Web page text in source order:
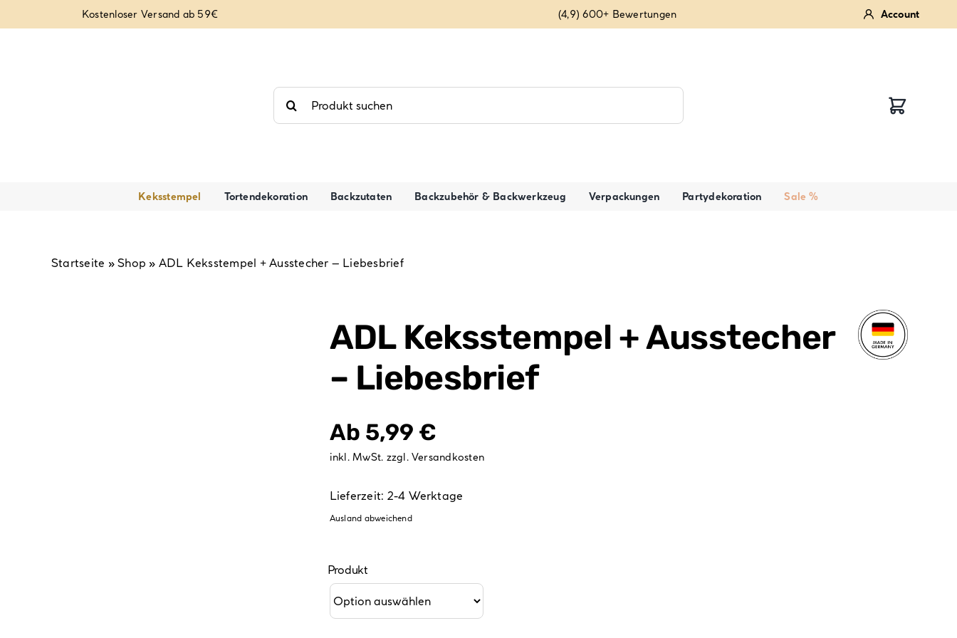
Inhalt
Kostenloser Versand ab 59€ (4,9) 600+ Bewertungen Account
nach:
Keksstempel Tortendekoration Backzutaten Backzubehör & Backwerkzeug Verpackungen Partydekoration Sale %
Startseite »Shop » ADL Keksstempel + Ausstecher – Liebesbrief
ADL Keksstempel + Ausstecher
– Liebesbrief
Ab 5,99 €
inkl. MwSt. zzgl. Versandkosten
Lieferzeit: 2-4 Werktage
Ausland abweichend
Produkt